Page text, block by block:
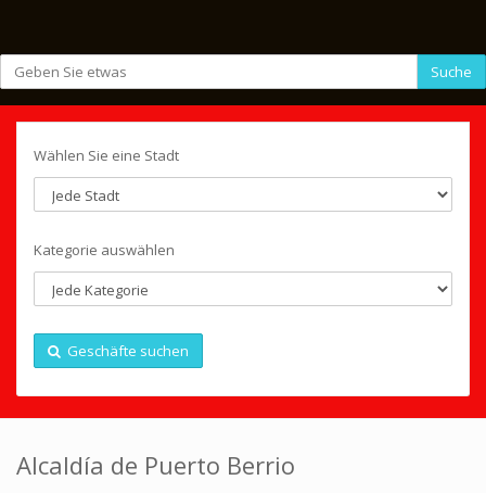
Suche
Wählen Sie eine Stadt
Kategorie auswählen
Geschäfte suchen
Alcaldía de Puerto Berrio